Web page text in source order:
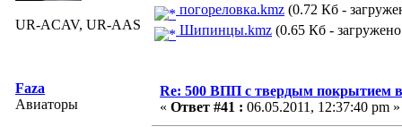
UR-ACAV, UR-AAS
погореловка.kmz (0.72 Кб -
Шипинцы.kmz (0.65 Кб -
Faza
Авиаторы
Re: 500 ВПП с твердым покрытием
« Ответ #41 : 06.05.2011, 12:37:40 pm »